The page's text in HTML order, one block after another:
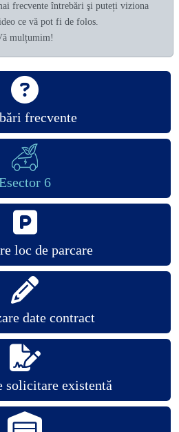
frecvente întrebări şi puteți viziona
ce vă pot fi de folos.
mulțumim!
frecvente
6
loc de parcare
date contract
solicitare existentă